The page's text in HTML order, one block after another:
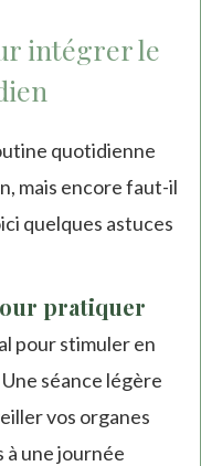
intégrer le
quotidienne
mais encore faut-il
quelques astuces
pratiquer
pour stimuler en
séance légère
vos organes
une journée